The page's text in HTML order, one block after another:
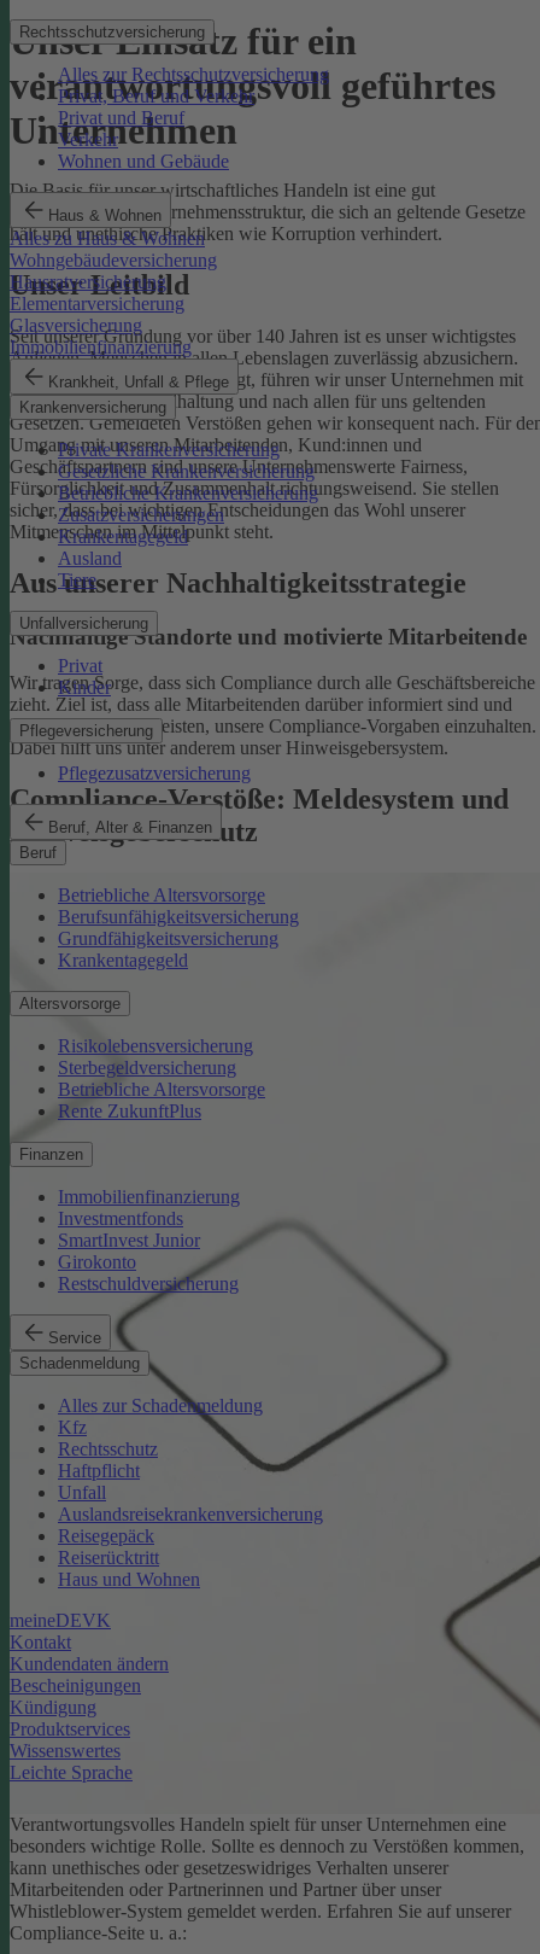
Rechtsschutzversicherung
Alles zur Rechtsschutzversicherung
Privat, Beruf und Verkehr
Privat und Beruf
Verkehr
Wohnen und Gebäude
Haus & Wohnen
Alles zu Haus & Wohnen
Wohngebäudeversicherung
Hausratversicherung
Elementarversicherung
Glasversicherung
Immobilienfinanzierung
Krankheit, Unfall & Pflege
Krankenversicherung
Private Krankenversicherung
Gesetzliche Krankenversicherung
Betriebliche Krankenversicherung
Zusatzversicherungen
Krankentagegeld
Ausland
Tiere
Unfallversicherung
Privat
Kinder
Pflegeversicherung
Pflegezusatzversicherung
Beruf, Alter & Finanzen
Beruf
Betriebliche Altersvorsorge
Berufsunfähigkeitsversicherung
Grundfähigkeitsversicherung
Krankentagegeld
Altersvorsorge
Risikolebensversicherung
Sterbegeldversicherung
Betriebliche Altersvorsorge
Rente ZukunftPlus
Finanzen
Immobilienfinanzierung
Investmentfonds
SmartInvest Junior
Girokonto
Restschuldversicherung
Service
Schadenmeldung
Alles zur Schadenmeldung
Kfz
Rechtsschutz
Haftpflicht
Unfall
Auslandsreisekrankenversicherung
Reisegepäck
Reiserücktritt
Haus und Wohnen
meineDEVK
Kontakt
Kundendaten ändern
Bescheinigungen
Kündigung
Produktservices
Wissenswertes
Leichte Sprache
Unser Einsatz für ein
verantwortungsvoll geführtes
Unternehmen
Die Basis für unser wirtschaftliches Handeln ist eine gut
funktionierende Unternehmensstruktur, die sich an geltende Gesetze
hält und unethische Praktiken wie Korruption verhindert.
Unser Leitbild
Seit unserer Gründung vor über 140 Jahren ist es unser wichtigstes
Anliegen, Menschen in allen Lebenslagen zuverlässig abzusichern.
Damit uns das weiterhin gelingt, führen wir unser Unternehmen mit
einer ethischen Grundhaltung und nach allen für uns geltenden
Gesetzen. Gemeldeten Verstößen gehen wir konsequent nach. Für
Umgang mit unseren Mitarbeitenden, Kund:innen und
Geschäftspartnern sind unsere Unternehmenswerte Fairness,
Fürsorglichkeit und Zusammenhalt richtungsweisend. Sie stellen
sicher, dass bei wichtigen Entscheidungen das Wohl unserer
Mitmenschen im Mittelpunkt steht.
Aus unserer Nachhaltigkeitsstrategie
Nachhaltige Standorte und motivierte Mitarbeitende
Wir tragen Sorge, dass sich Compliance durch alle Geschäftsbereiche
zieht. Ziel ist, dass alle Mitarbeitenden darüber informiert sind und
einen Beitrag dazu leisten, unsere Compliance-Vorgaben einzuhalten.
Dabei hilft uns unter anderem unser Hinweisgebersystem.
Compliance-Verstöße: Meldesystem und
Hinweisgeberschutz
Verantwortungsvolles Handeln spielt für unser Unternehmen eine
besonders wichtige Rolle. Sollte es dennoch zu Verstößen kommen,
kann unethisches oder gesetzeswidriges Verhalten unserer
Mitarbeitenden oder Partnerinnen und Partner über unser
Whistleblower-System gemeldet werden. Erfahren Sie auf unserer
Compliance-Seite u. a.: